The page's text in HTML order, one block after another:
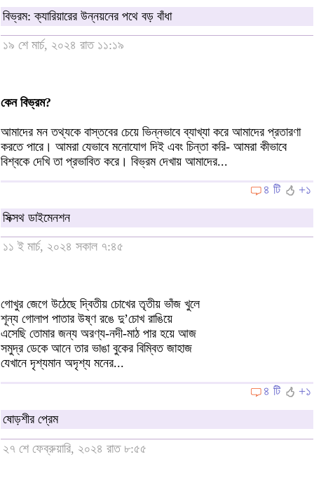
বিভ্রম: ক্যারিয়ারের উন্নয়নের পথে বড় বাঁধা
১৯ শে মার্চ, ২০২৪ রাত ১১:১৯
কেন বিভ্রম?
আমাদের মন তথ্যকে বাস্তবের চেয়ে ভিন্নভাবে ব্যাখ্যা করে আমাদের প্রতারণা
করতে পারে। আমরা যেভাবে মনোযোগ দিই এবং চিন্তা করি- আমরা কীভাবে
বিশ্বকে দেখি তা প্রভাবিত করে। বিভ্রম দেখায় আমাদের...
৪ টি
+১
সিক্সথ ডাইমেনশন
১১ ই মার্চ, ২০২৪ সকাল ৭:৪৫
গোখুর জেগে উঠেছে দ্বিতীয় চোখের তৃতীয় ভাঁজ খুলে
শূন্য গোলাপ পাতার উষ্ণ রঙে দু’চোখ রাঙিয়ে
এসেছি তোমার জন্য অরণ্য-নদী-মাঠ পার হয়ে আজ
সমুদ্র ডেকে আনে তার ভাঙা বুকের বিম্বিত জাহাজ
যেখানে দৃশ্যমান অদৃশ্য মনের...
৪ টি
+১
ষোড়শীর প্রেম
২৭ শে ফেব্রুয়ারি, ২০২৪ রাত ৮:৫৫